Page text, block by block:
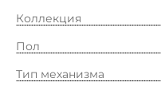
Коллекция
Пол
Тип механизма